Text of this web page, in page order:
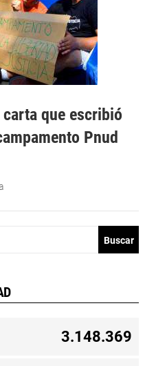
carta que escribió
Pnud
3.148.369